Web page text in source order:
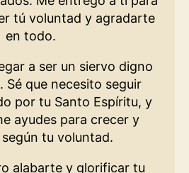
tú voluntad y agradarte
en todo.
a ser un siervo digno
Sé que necesito seguir
por tu Santo Espíritu, y
ayudes para crecer y
tu voluntad.
alabarte y glorificar tu